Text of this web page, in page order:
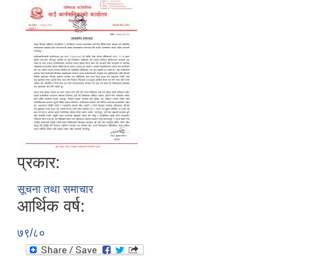
प्रकार:
सूचना तथा समाचार
आर्थिक वर्ष:
७९/८०